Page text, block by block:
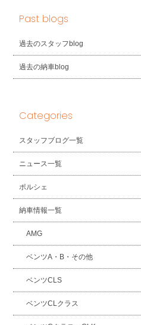
Past blogs
過去のスタッフblog
過去の納車blog
Categories
スタッフブログ一覧
ニュース一覧
ポルシェ
納車情報一覧
AMG
ベンツA・B・その他
ベンツCLS
ベンツCLクラス